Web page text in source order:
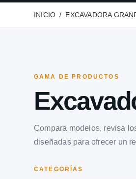
INICIO EXCAVADORA
GAMA DE PRODUCTOS
Compara modelos, revisa
diseñadas para ofrecer un
CATEGORÍAS